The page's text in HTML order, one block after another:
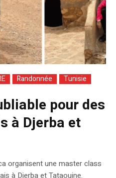
Randonnée Tunisie
pour des
à Djerba et
organisent une master class
à Djerba et Tataouine.